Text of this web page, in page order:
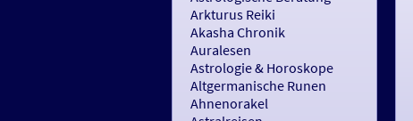
Arkturus Reiki
Akasha Chronik
Auralesen
Astrologie & Horoskope
Altgermanische Runen
Ahnenorakel